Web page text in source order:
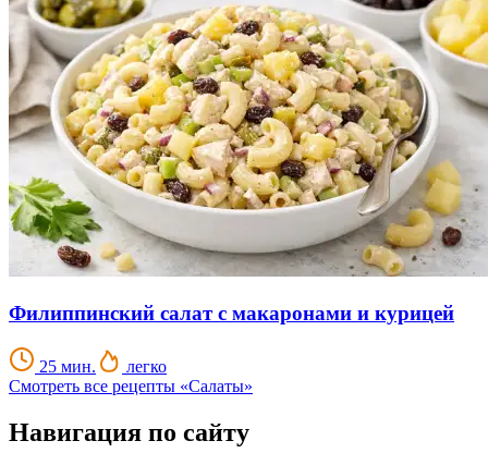
Филиппинский салат с макаронами и курицей
25 мин.
легко
Смотреть все рецепты «Салаты»
Навигация по сайту